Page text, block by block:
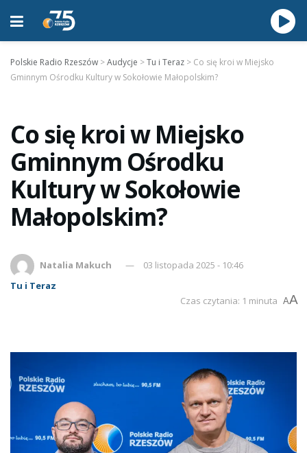
Polskie Radio Rzeszów >Audycje >Tu i Teraz > Co się kroi w Miejsko
Gminnym Ośrodku Kultury w Sokołowie Małopolskim?
Co się kroi w Miejsko
Gminnym Ośrodku
Kultury w Sokołowie
Małopolskim?
Natalia Makuch
03 listopada 2025 - 10:46
Tu i Teraz
Czas czytania: 1 minuta AA